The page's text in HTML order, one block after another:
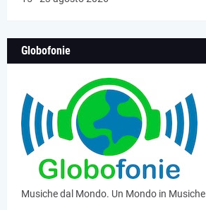
Globofonie
Musiche dal Mondo. Un Mondo in Musiche